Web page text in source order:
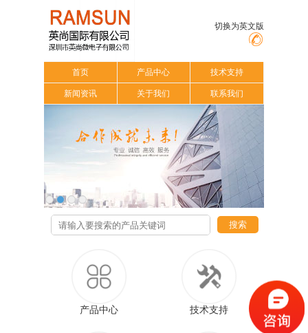
切换为英文版
首页 产品中心 技术支持
新闻资讯 关于我们 联系我们
搜索
产品中心 技术支持